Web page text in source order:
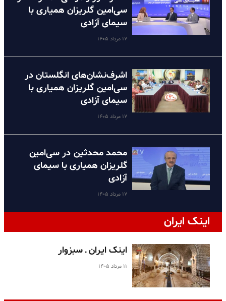
سی‌امین گلریزان همیاری با
سیمای آزادی
۱۷ مرداد ۱۴۰۵
اشرف‌نشان‌های انگلستان در
سی‌امین گلریزان همیاری با
سیمای آزادی
۱۷ مرداد ۱۴۰۵
محمد محدثین در سی‌امین
گلریزان همیاری با سیمای
آزادی
۱۷ مرداد ۱۴۰۵
اینک ایران
اینک ایران ـ سبزوار
۱۱ مرداد ۱۴۰۵